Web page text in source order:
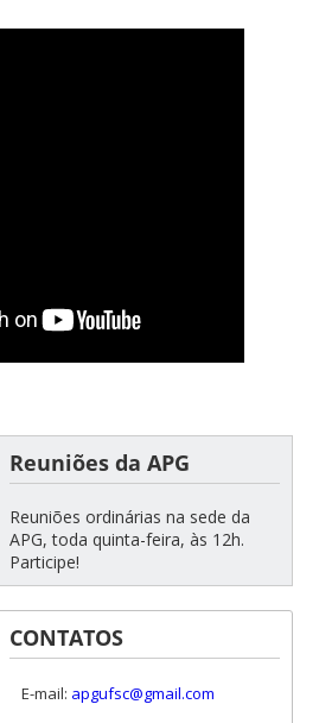
Reuniões da APG
Reuniões ordinárias na sede da
APG, toda quinta-feira, às 12h.
Participe!
CONTATOS
E-mail: apgufsc@gmail.com